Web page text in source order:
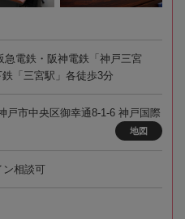
電鉄・阪神電鉄「神戸三宮
「三宮駅」各徒歩3分
戸市中央区御幸通8-1-6 神戸国際
地図
ン相談可